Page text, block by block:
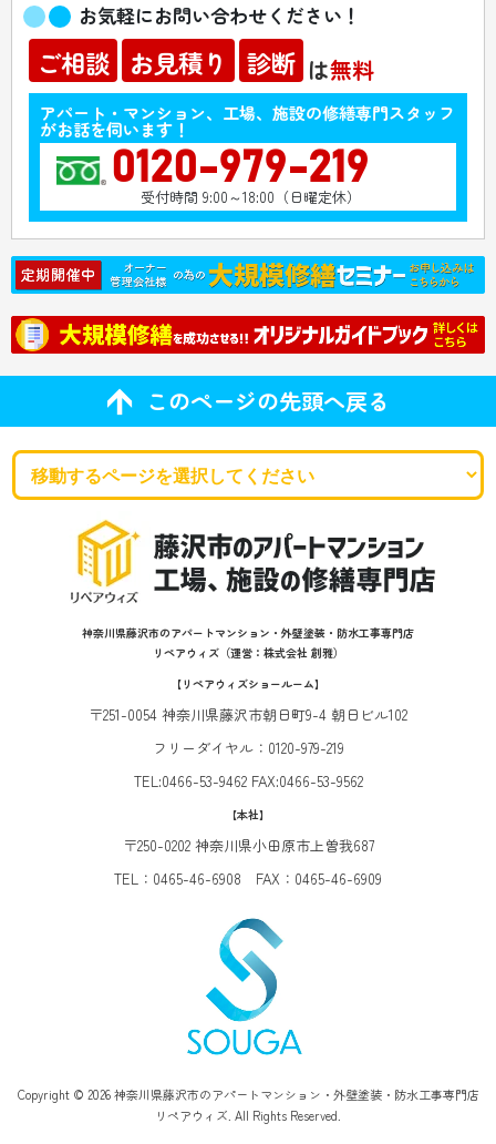
お気軽にお問い合わせください！
ご相談 お見積り 診断 は無料
アパート・マンション、工場、施設の修繕専門スタッフ
がお話を伺います！
0120-979-219
受付時間 9:00～18:00（日曜定休）
このページの先頭へ戻る
神奈川県藤沢市のアパートマンション・外壁塗装・防水工事専門店
リペアウィズ（運営：株式会社 創雅）
【リペアウィズショールーム】
〒251-0054 神奈川県藤沢市朝日町9-4 朝日ビル102
フリーダイヤル：0120-979-219
TEL:0466-53-9462 FAX:0466-53-9562
【本社】
〒250-0202 神奈川県小田原市上曽我687
TEL：0465-46-6908 FAX：0465-46-6909
Copyright © 2026 神奈川県藤沢市のアパートマンション・外壁塗装・防水工事専門店
リペアウィズ. All Rights Reserved.